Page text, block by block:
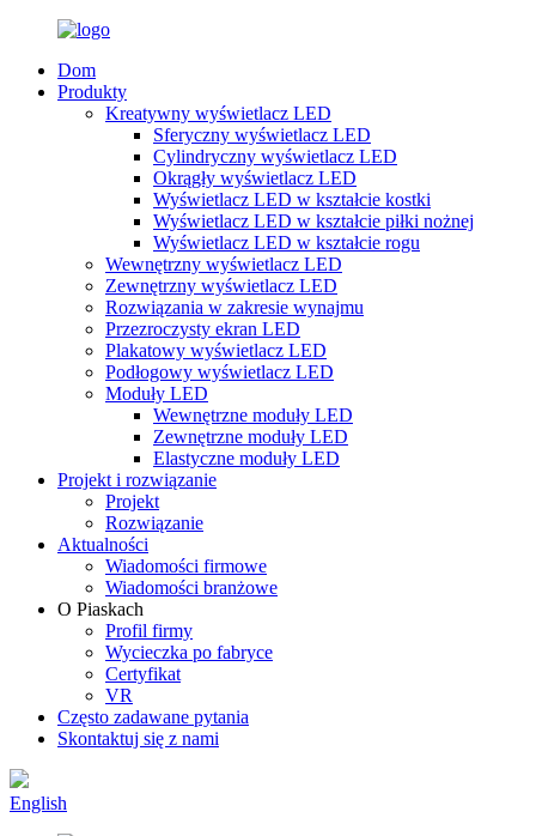
Dom
Produkty
Kreatywny wyświetlacz LED
Sferyczny wyświetlacz LED
Cylindryczny wyświetlacz LED
Okrągły wyświetlacz LED
Wyświetlacz LED w kształcie kostki
Wyświetlacz LED w kształcie piłki nożnej
Wyświetlacz LED w kształcie rogu
Wewnętrzny wyświetlacz LED
Zewnętrzny wyświetlacz LED
Rozwiązania w zakresie wynajmu
Przezroczysty ekran LED
Plakatowy wyświetlacz LED
Podłogowy wyświetlacz LED
Moduły LED
Wewnętrzne moduły LED
Zewnętrzne moduły LED
Elastyczne moduły LED
Projekt i rozwiązanie
Projekt
Rozwiązanie
Aktualności
Wiadomości firmowe
Wiadomości branżowe
O Piaskach
Profil firmy
Wycieczka po fabryce
Certyfikat
VR
Często zadawane pytania
Skontaktuj się z nami
English